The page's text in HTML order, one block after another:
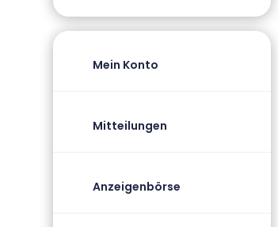
Mein Konto
Mitteilungen
Anzeigenbörse